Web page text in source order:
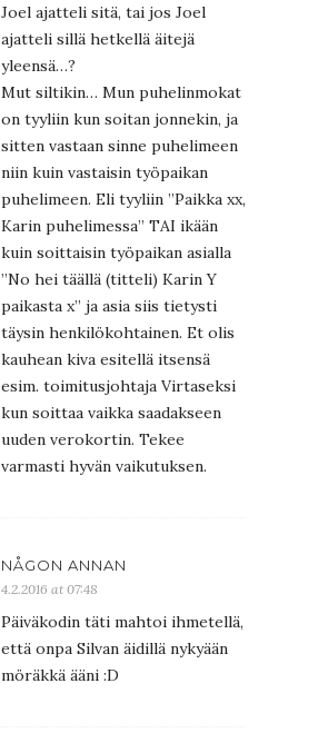
Joel ajatteli sitä, tai jos Joel
ajatteli sillä hetkellä äitejä
yleensä…?
Mut siltikin… Mun puhelinmokat
on tyyliin kun soitan jonnekin, ja
sitten vastaan sinne puhelimeen
niin kuin vastaisin työpaikan
puhelimeen. Eli tyyliin ”Paikka xx,
Karin puhelimessa” TAI ikään
kuin soittaisin työpaikan asialla
”No hei täällä (titteli) Karin Y
paikasta x” ja asia siis tietysti
täysin henkilökohtainen. Et olis
kauhean kiva esitellä itsensä
esim. toimitusjohtaja Virtaseksi
kun soittaa vaikka saadakseen
uuden verokortin. Tekee
varmasti hyvän vaikutuksen.
NÅGON ANNAN
4.2.2016 at 07:48
Päiväkodin täti mahtoi ihmetellä,
että onpa Silvan äidillä nykyään
möräkkä ääni :D